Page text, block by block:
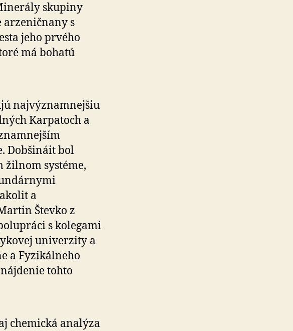
skupiny
s
jeho prvého
má bohatú
najvýznamnejšiu
Karpatoch a
Dobšináit bol
žilnom systéme,
a
Števko z
s kolegami
univerzity a
a Fyzikálneho
tohto
chemická analýza